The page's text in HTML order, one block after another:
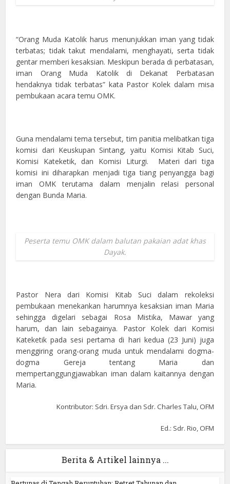
“Orang Muda Katolik harus menunjukkan iman yang tidak
terbatas; tidak takut mendalami, menghayati, serta tidak
gentar memberi kesaksian. Meskipun berada di perbatasan,
iman Orang Muda Katolik di Dekanat Perbatasan
hendaknya tidak terbatas” kata Pastor Kolek dalam misa
pembukaan acara temu OMK.
Guna mendalami tema tersebut, tim panitia melibatkan tiga
komisi dari Keuskupan Sintang, yaitu Komisi Kitab Suci,
Komisi Kateketik, dan Komisi Liturgi. Materi dari tiga
komisi ini diharapkan menjadi tiga tiang penyangga bagi
iman OMK terutama dalam menjalin relasi personal
dengan Bunda Maria.
Peserta temu OMK dalam balutan pakaian adat khas
Dayak.
Pastor Nera dari Komisi Kitab Suci dalam rekoleksi
pembukaan menekankan harumnya kesaksian iman Maria
sehingga digelari sebagai Rosa Mistika, Mawar yang
harum, dan lain sebagainya. Pastor Kolek dari Komisi
Kateketik pada sesi pertama di hari kedua (23 Juni) juga
menggiring orang-orang muda untuk mendalami dogma-
dogma Gereja tentang Maria dan
mempertanggungjawabkan iman dalam kaitannya dengan
Maria.
Kontributor: Sdri. Ersya dan Sdr. Charles Talu, OFM
Ed.: Sdr. Rio, OFM
Berita & Artikel lainnya ...